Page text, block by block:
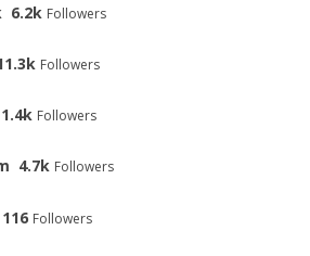
6.2k Followers
Followers
1.4k Followers
4.7k Followers
116 Followers